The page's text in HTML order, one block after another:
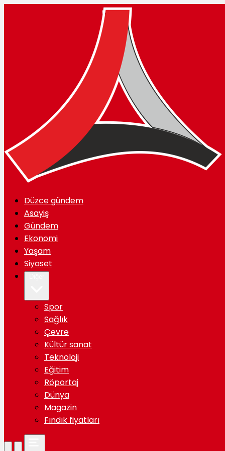
Düzce gündem
Asayiş
Gündem
Ekonomi
Yaşam
Siyaset
Spor
Sağlık
Çevre
Kültür sanat
Teknoloji
Eğitim
Röportaj
Dünya
Magazin
Fındık fiyatları